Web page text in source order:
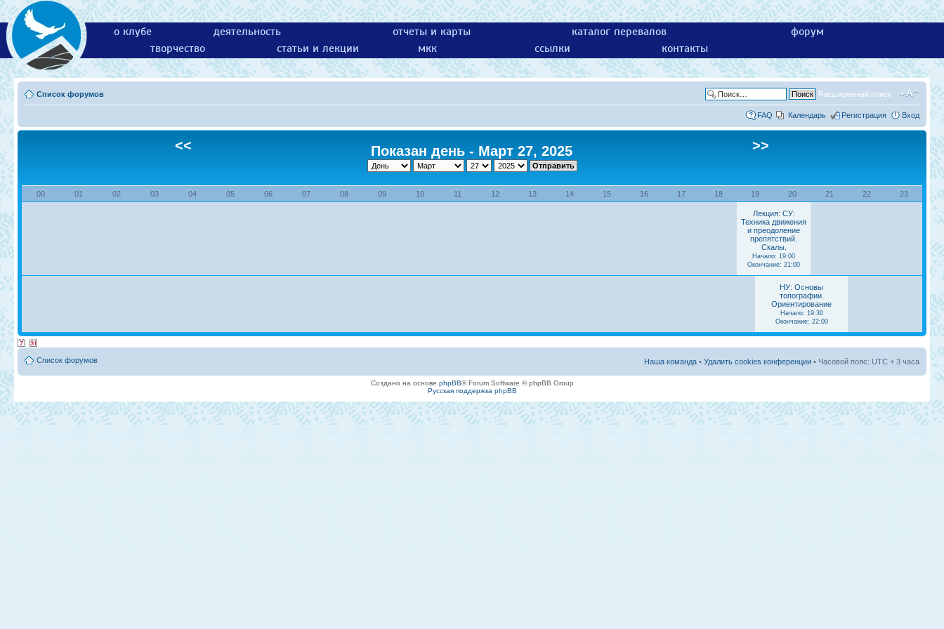
о клубе деятельность отчеты и карты каталог перевалов
форум
творчество
статьи и лекции мкк ссылки контакты
Список форумов Расширенный поиск
FAQ Календарь Регистрация Вход
<< Показан день - Март 27, 2025 >>
00 01 02 03 04 05 06 07 08 09 10 11 12 13 14 15 16 17 18 19 20 21 22 23
Лекция: СУ:
Техника движения
и преодоление
препятствий.
Скалы.
Начало: 19:00
Окончание: 21:00
НУ: Основы
топографии.
Ориентирование
Начало: 19:30
Окончание: 22:00
Список форумов Наша команда • Удалить cookies конференции • Часовой пояс: UTC + 3 часа
Создано на основе phpBB® Forum Software © phpBB Group
Русская поддержка phpBB